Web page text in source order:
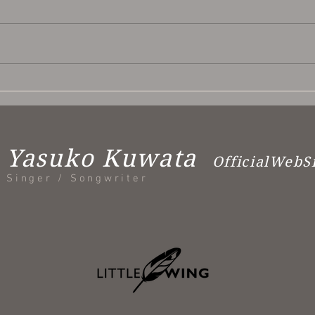
Magia(ル・ホーロ・マギー
ア
Yasuko Kuwata
Singer / Songwriter